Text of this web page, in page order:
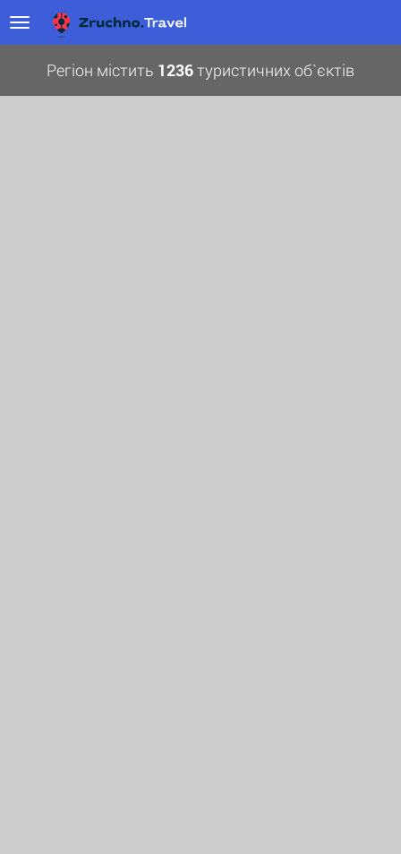
Регіон містить 1236туристичних об`єктів